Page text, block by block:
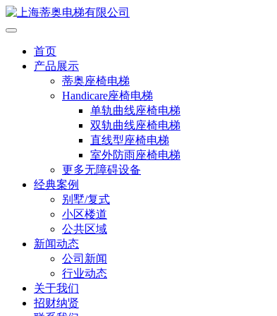
首页
产品展示
蒂奥座椅电梯
Handicare座椅电梯
单轨曲线座椅电梯
双轨曲线座椅电梯
直线型座椅电梯
室外防雨座椅电梯
更多无障碍设备
经典案例
别墅/复式
小区楼道
公共区域
新闻动态
公司新闻
行业动态
关于我们
招财纳贤